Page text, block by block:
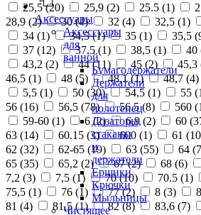
Аксессуары
Аксессуары
для
ванной
Бумагодержатели
Держатели
для
полотенец
Дозаторы,
стаканы
и
держатели
Ершики
Крючки
Мыльницы
Чистящее
25,5 (20) 25,9 (2) 25.5 (1)
28,9 (2) 30 (4) 32 (4) 32,5 (1)
34 (1) 34,5 (1) 35 (1) 35,5 (
37 (12) 37,5 (1) 38,5 (1) 40
43,2 (2) 44 (11) 45 (2) 45,3
46,5 (1) 48 (5) 48,1 (1) 48,7 (4)
5,5 (1) 50 (30) 54,5 (1) 55 (
56 (16) 56,5 (78) 56.5 (8) 560 (1
59-60 (1) 6 (2) 6,9 (2) 60 (
63 (14) 60.15 (3) 600 (1) 61 (10
62 (32) 62-65 (19) 63 (55) 64 (7
65 (35) 65,2 (2) 67 (2) 68 (6)
7,2 (3) 7,5 (1) 70 (10) 70.5 (1)
75,5 (1) 76 (1) 77 (2) 8 (3)
81 (4) 81,5 (1) 82 (8) 83,6 (7)